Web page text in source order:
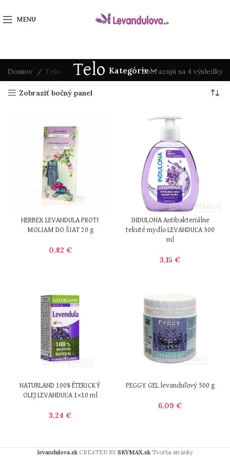
MENU
Telo Kategórie
Domov Telo Zobrazujú sa 4 výsledky
Zobraziť bočný panel
HERBEX LEVANDULA PROTI
MOLIAM DO ŠIAT 20 g
0,82 €
INDULONA Antibakteriálne
tekuté mydlo LEVANDUĽA 300
ml
3,15 €
NATURLAND 100% ÉTERICKÝ
OLEJ LEVANDUĽA 1×10 ml
3,24 €
PEGGY GEL levanduľový 500 g
6,09 €
levandulova.sk CREATED BY SKYMAX.skTvorba stránky